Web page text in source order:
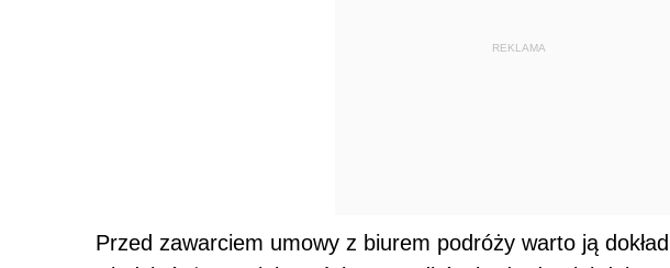
REKLAMA
Przed zawarciem umowy z biurem podróży warto ją